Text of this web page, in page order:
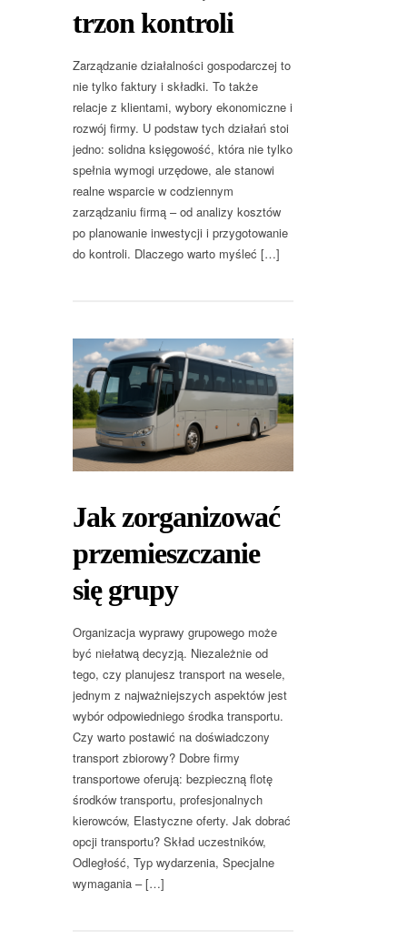
trzon kontroli
Zarządzanie działalności gospodarczej to
nie tylko faktury i składki. To także
relacje z klientami, wybory ekonomiczne i
rozwój firmy. U podstaw tych działań stoi
jedno: solidna księgowość, która nie tylko
spełnia wymogi urzędowe, ale stanowi
realne wsparcie w codziennym
zarządzaniu firmą – od analizy kosztów
po planowanie inwestycji i przygotowanie
do kontroli. Dlaczego warto myśleć […]
Jak zorganizować
przemieszczanie
się grupy
Organizacja wyprawy grupowego może
być niełatwą decyzją. Niezależnie od
tego, czy planujesz transport na wesele,
jednym z najważniejszych aspektów jest
wybór odpowiedniego środka transportu.
Czy warto postawić na doświadczony
transport zbiorowy? Dobre firmy
transportowe oferują: bezpieczną flotę
środków transportu, profesjonalnych
kierowców, Elastyczne oferty. Jak dobrać
opcji transportu? Skład uczestników,
Odległość, Typ wydarzenia, Specjalne
wymagania – […]